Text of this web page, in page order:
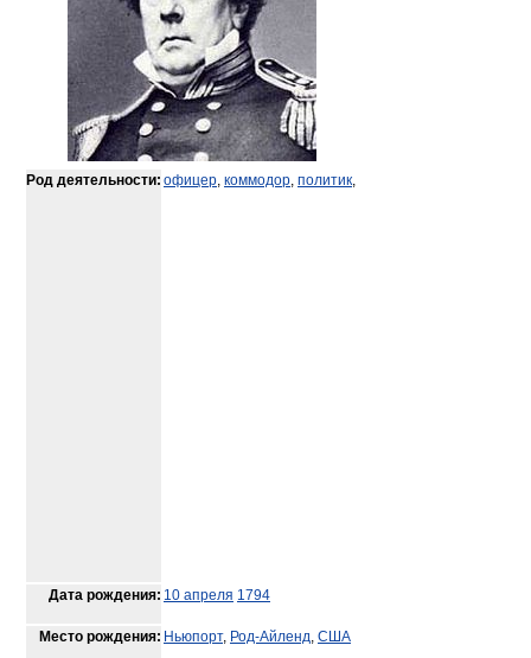
Род деятельности: офицер, коммодор, политик,
Дата рождения: 10 апреля 1794
Место рождения: Ньюпорт, Род-Айленд, США